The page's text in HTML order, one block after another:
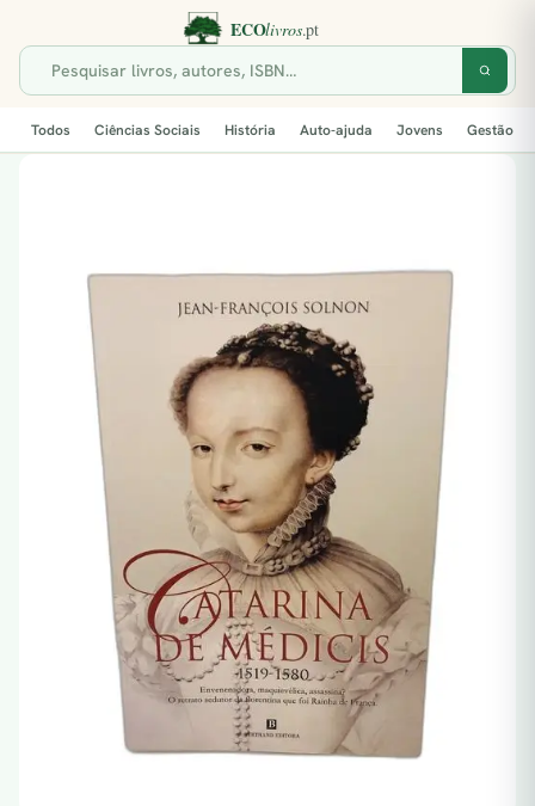
Todos Ciências Sociais História Auto-ajuda Jovens Gestão